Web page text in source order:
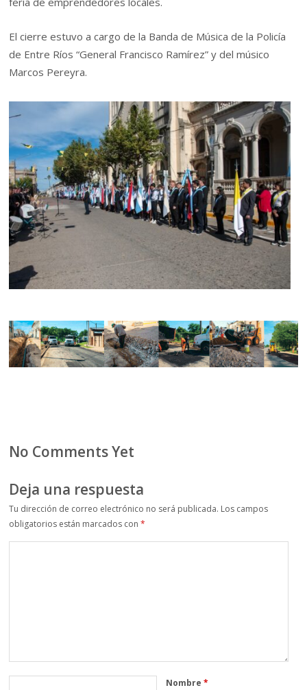
El cierre estuvo a cargo de la Banda de Música de la Policía
de Entre Ríos “General Francisco Ramírez” y del músico
Marcos Pereyra.
No Comments Yet
Deja una respuesta
Tu dirección de correo electrónico no será publicada. Los campos
obligatorios están marcados con*
Nombre*